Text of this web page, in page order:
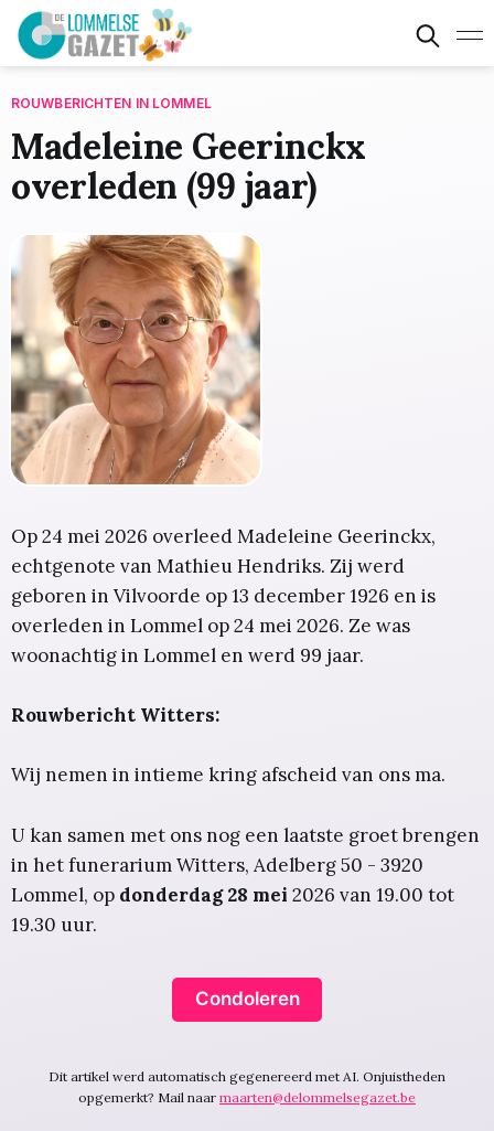
ROUWBERICHTEN IN LOMMEL
Madeleine Geerinckx
overleden (99 jaar)
Op 24 mei 2026 overleed Madeleine Geerinckx,
echtgenote van Mathieu Hendriks. Zij werd
geboren in Vilvoorde op 13 december 1926 en is
overleden in Lommel op 24 mei 2026. Ze was
woonachtig in Lommel en werd 99 jaar.
Rouwbericht Witters:
Wij nemen in intieme kring afscheid van ons ma.
U kan samen met ons nog een laatste groet brengen
in het funerarium Witters, Adelberg 50 - 3920
Lommel, op donderdag 28 mei 2026 van 19.00 tot
19.30 uur.
Condoleren
Dit artikel werd automatisch gegenereerd met AI. Onjuistheden
opgemerkt? Mail naar maarten@delommelsegazet.be